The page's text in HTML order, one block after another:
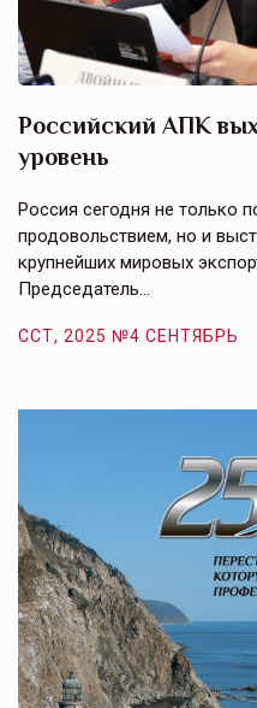
Российский АПК
уровень
Россия сегодня не только
продовольствием, но и
крупнейших мировых
Председатель…
ССТ, 2025 №4 СЕНТЯБРЬ